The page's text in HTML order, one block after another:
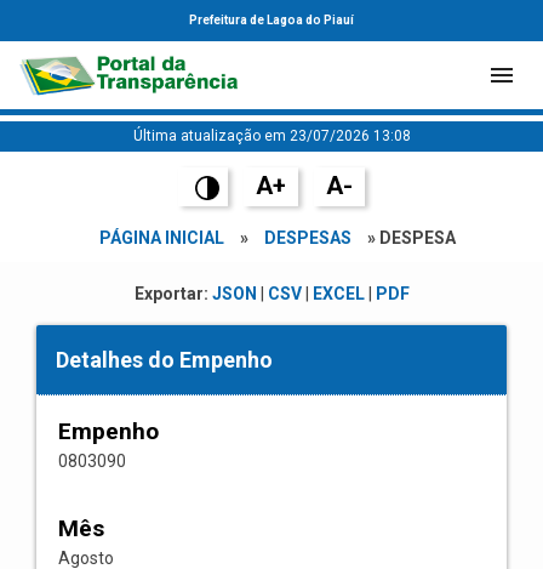
Prefeitura de Lagoa do Piauí
Última atualização em 23/07/2026 13:08
A+ A-
PÁGINA INICIAL » DESPESAS » DESPESA
Exportar: JSON CSV| EXCEL| PDF
Detalhes do Empenho
Empenho
0803090
Mês
Agosto